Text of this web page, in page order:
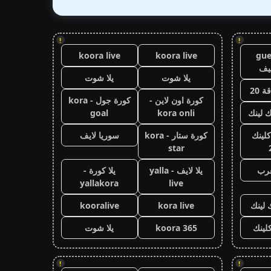
!
20
لينك
لينك
!
!
koora live
koora live
يلا شوت
يلا شوت
كورة اون لاين -
kora onli
كورة جول - kora
goal
كورة ستار - kora
star
سوريا لايف
يلا لايف - yalla
live
يلا كورة -
yallakora
kora live
kooralive
koora 365
يلا شوت
!